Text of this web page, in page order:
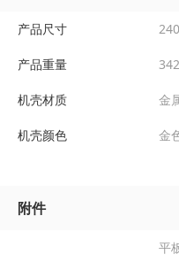
产品尺寸
产品重量
机壳材质 金
机壳颜色 金
附件
平